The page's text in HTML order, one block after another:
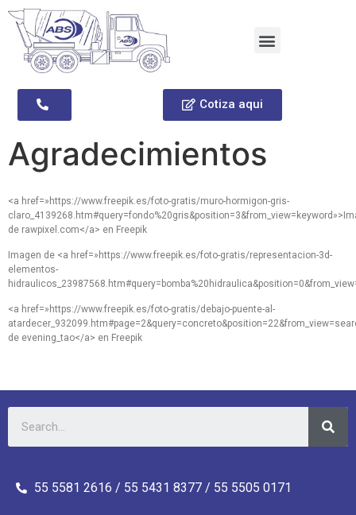
Cotiza aqui
Agradecimientos
<a href=»https://www.freepik.es/foto-gratis/muro-hormigon-gris-
de rawpixel.com</a> en Freepik
Imagen de <a href=»https://www.freepik.es/foto-gratis/representacion-3d-
elementos-
<a href=»https://www.freepik.es/foto-gratis/debajo-puente-al-
de evening_tao</a> en Freepik
55 5581 2616 / 55 5431 8377 / 55 5505 0171